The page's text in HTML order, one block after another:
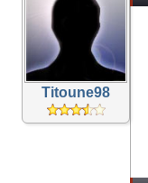
Titoune98